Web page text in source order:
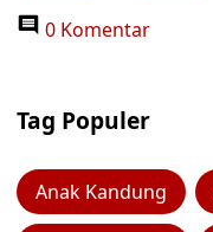
0 Komentar
Tag Populer
Anak Kandung